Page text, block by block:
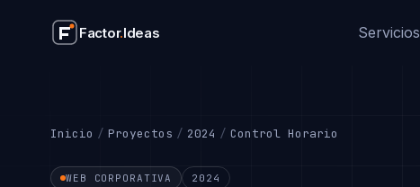
Factor.Ideas Servicios
Inicio / Proyectos / 2024 / Control Horario
WEB CORPORATIVA 2024